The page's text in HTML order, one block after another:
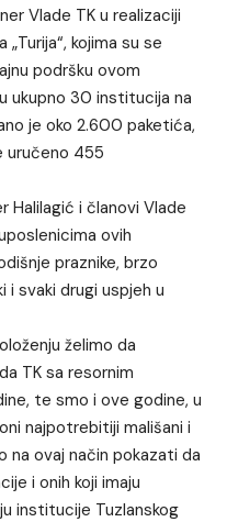
Vlade TK u realizaciji
kojima su se
podršku ovom
ukupno 30 institucija na
je oko 2.600 paketića,
uručeno 455
Halilagić i članovi Vlade
ovih
praznike, brzo
i svaki drugi uspjeh u
želimo da
TK sa resornim
te smo i ove godine, u
najpotrebitiji mališani i
na ovaj način pokazati da
i onih koji imaju
institucije Tuzlanskog